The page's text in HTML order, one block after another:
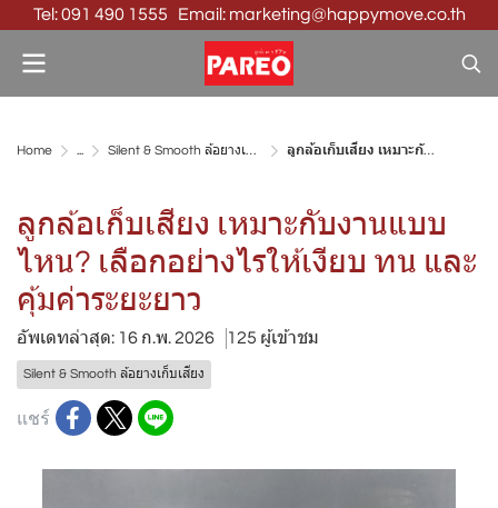
Tel: 091 490 1555 Email: marketing@happymove.co.th
Home ... Silent & Smooth ล้อยางเก็บเสียง ลูกล้อเก็บเสียง เหมาะกับงานแบบไหน? เลือกอย่างไรให้เงียบ ทน และคุ้มค่าระยะยาว
ลูกล้อเก็บเสียง เหมาะกับงานแบบ
ไหน? เลือกอย่างไรให้เงียบ ทน และ
คุ้มค่าระยะยาว
อัพเดทล่าสุด: 16 ก.พ. 2026 125 ผู้เข้าชม
Silent & Smooth ล้อยางเก็บเสียง
แชร์